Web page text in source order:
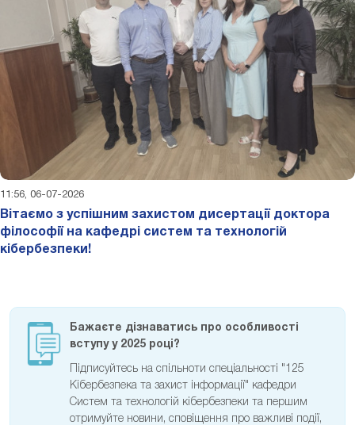
11:56, 06-07-2026
Вітаємо з успішним захистом дисертації доктора
філософії на кафедрі систем та технологій
кібербезпеки!
Бажаєте дізнаватись про особливості
вступу у 2025 році?
Підписуйтесь на спільноти спеціальності "125
Кібербезпека та захист інформації" кафедри
Систем та технологій кібербезпеки та першим
отримуйте новини, сповіщення про важливі події,